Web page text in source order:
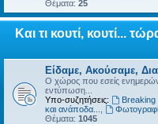
Θέματα: 25
Και τι κουτί, κουτί...
Είδαμε, Ακούσαμε,
Ο χώρος που εσείς
εντύπωση...
Υπο-συζητήσεις:
Breaking
και ανάποδα...
Θέματα: 1045